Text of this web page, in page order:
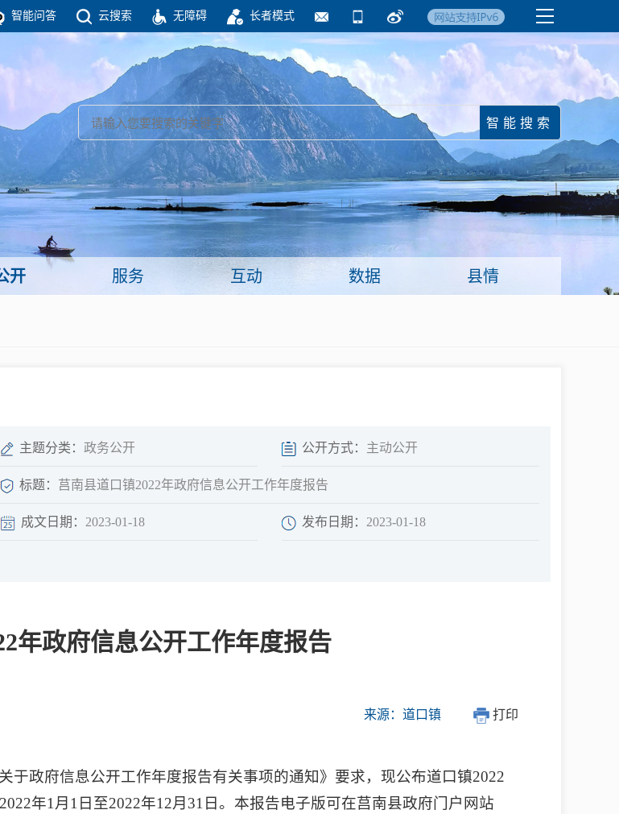
智能问答 云搜索 无障碍 长者模式
理性法治 公开公平 友善和谐
新闻
政务要闻 国务院要闻
部门信息 镇街信息
视频新闻 临沂日报·莒南新
闻
政府开放日 网上调查
开 服务 互动 数据 县情
主题分类： 政务公开 公开方式： 主动公开
标题： 莒南县道口镇2022年政府信息公开工作年度报告
成文日期： 2023-01-18 发布日期： 2023-01-18
年政府信息公开工作年度报告
来源：道口镇 打印
于政府信息公开工作年度报告有关事项的通知》要求，现公布道口镇2022
年1月1日至2022年12月31日。本报告电子版可在莒南县政府门户网站